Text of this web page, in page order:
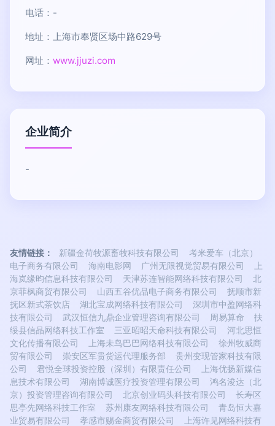
电话：-
地址：上海市奉贤区场中路629号
网址： www.jjuzi.com
企业简介
-
友情链接： 新疆金荷牧源畜牧科技有限公司
考米爱车（北京）
电子商务有限公司
海南电影网 广州无限视觉贸易有限公司
上
海岚缘昀信息科技有限公司
天津苏连智能网络科技有限公司
北
京菲枫商贸有限公司
山西五谷优品电子商务有限公司
抚顺市新
抚区新式茶饮店
湖北宝成网络科技有限公司
深圳市中盈网络科
技有限公司
武汉恒信九鼎企业管理咨询有限公司 周易算命
扶
绥县信晶网络科技工作室
三亚昭昭天命科技有限公司
河北思恒
文化传播有限公司
上海未鸟巴巴网络科技有限公司
徐州牧威商
贸有限公司
崇安区军贵货运代理服务部
贵州变现管家科技有限
公司
君悦全球投资控股（深圳）有限责任公司
上海优扬新媒信
息技术有限公司
湖南博诚医疗投资管理有限公司
鸿名浚达（北
京）投资管理咨询有限公司
北京创业码头科技有限公司
长寿区
思亭先网络科技工作室
苏州康友网络科技有限公司
青岛恒大嘉
业贸易有限公司
孝感市赐金商贸有限公司
上海许见网络科技有